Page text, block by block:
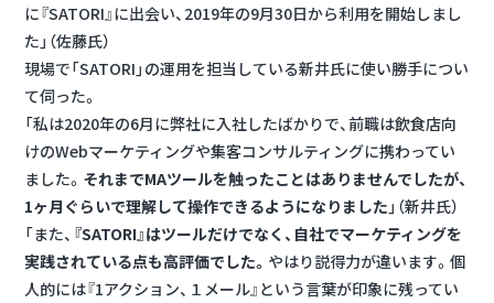
に『SATORI』に出会い、2019年の9月30日から利用を開始しまし
た」（佐藤氏）
現場で「SATORI」の運用を担当している新井氏に使い勝手につい
て伺った。
「私は2020年の6月に弊社に入社したばかりで、前職は飲食店向
けのWebマーケティングや集客コンサルティングに携わってい
ました。 それまでMAツールを触ったことはありませんでしたが、
1ヶ月ぐらいで理解して操作できるようになりました 」（新井氏）
「また、 『SATORI』はツールだけでなく、自社でマーケティングを
実践されている点も高評価でした。 やはり説得力が違います。個
人的には『1アクション、１メール』という言葉が印象に残ってい